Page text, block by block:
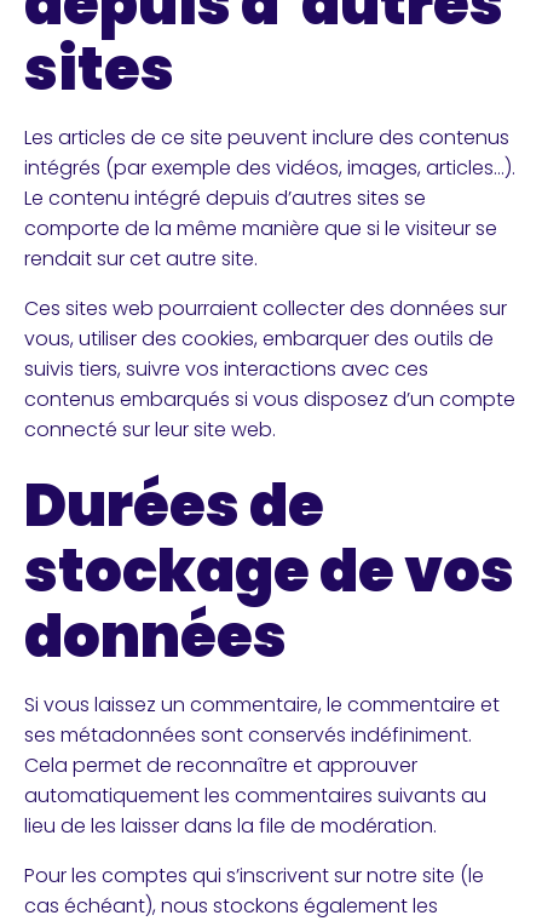
sites
Les articles de ce site peuvent inclure des contenus
intégrés (par exemple des vidéos, images, articles…).
Le contenu intégré depuis d’autres sites se
comporte de la même manière que si le visiteur se
rendait sur cet autre site.
Ces sites web pourraient collecter des données sur
vous, utiliser des cookies, embarquer des outils de
suivis tiers, suivre vos interactions avec ces
contenus embarqués si vous disposez d’un compte
connecté sur leur site web.
Durées de
stockage de vos
données
Si vous laissez un commentaire, le commentaire et
ses métadonnées sont conservés indéfiniment.
Cela permet de reconnaître et approuver
automatiquement les commentaires suivants au
lieu de les laisser dans la file de modération.
Pour les comptes qui s’inscrivent sur notre site (le
cas échéant), nous stockons également les